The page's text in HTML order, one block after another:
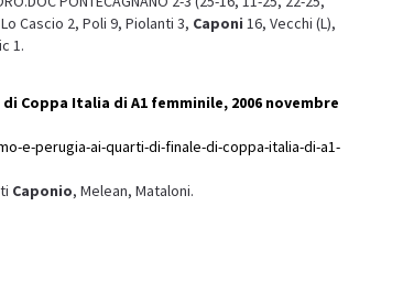
Cascio 2, Poli 9, Piolanti 3, Caponi 16, Vecchi (L),
1.
Coppa Italia di A1 femminile, 2006 novembre
e-perugia-ai-quarti-di-finale-di-coppa-italia-di-a1-
Caponio, Melean, Mataloni.